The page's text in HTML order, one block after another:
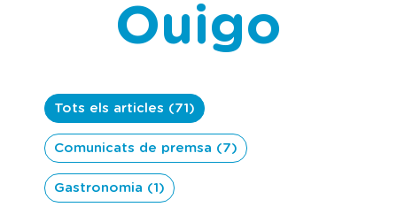
Ouigo
Tots els articles (71)
Comunicats de premsa (7)
Gastronomia (1)